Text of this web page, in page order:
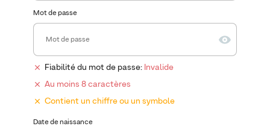
Mot de passe
Fiabilité du mot de passe: Invalide
Au moins 8 caractères
Contient un chiffre ou un symbole
Date de naissance